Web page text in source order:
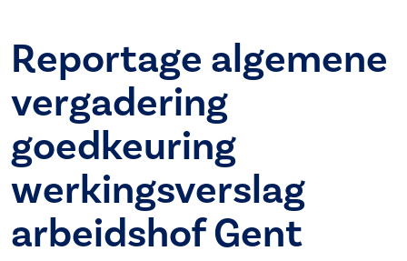
Reportage algemene
vergadering
goedkeuring
werkingsverslag
arbeidshof Gent